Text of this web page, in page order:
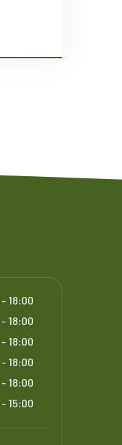
18:00
18:00
18:00
18:00
18:00
15:00